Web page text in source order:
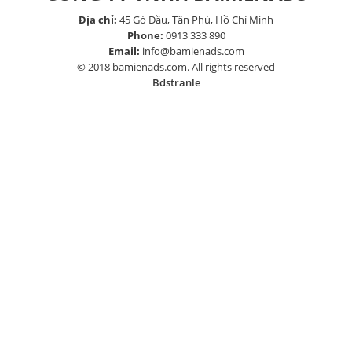
Địa chỉ: 45 Gò Dầu, Tân Phú, Hồ Chí Minh
Phone: 0913 333 890
Email: info@bamienads.com
© 2018 bamienads.com. All rights reserved
Bdstranle